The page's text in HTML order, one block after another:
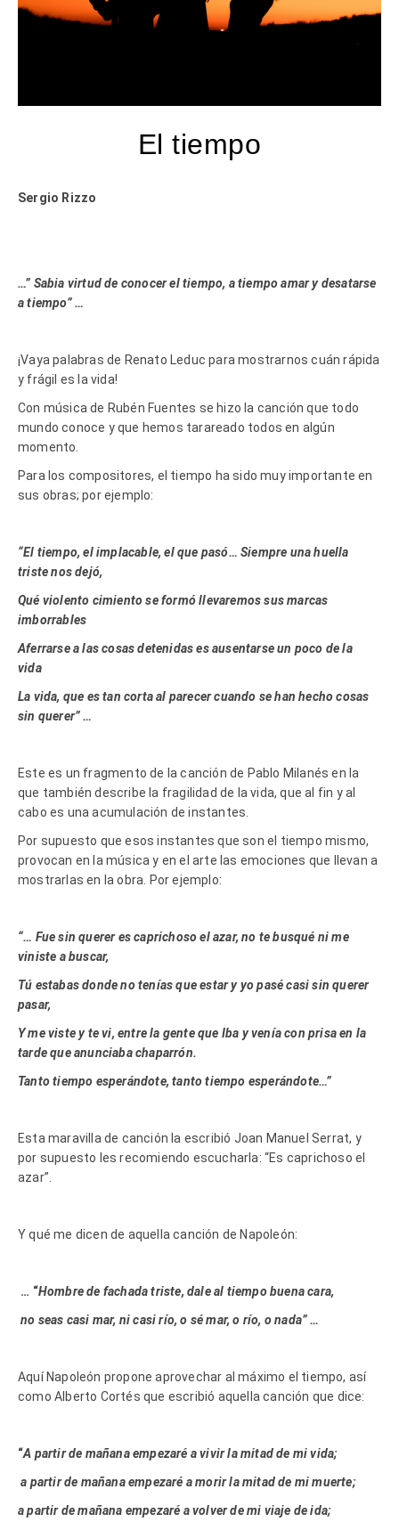
El tiempo
Sergio Rizzo
…” Sabia virtud de conocer el tiempo, a tiempo amar y desatarse
a tiempo” …
¡Vaya palabras de Renato Leduc para mostrarnos cuán rápida
y frágil es la vida!
Con música de Rubén Fuentes se hizo la canción que todo
mundo conoce y que hemos tarareado todos en algún
momento.
Para los compositores, el tiempo ha sido muy importante en
sus obras; por ejemplo:
“El tiempo, el implacable, el que pasó… Siempre una huella
triste nos dejó,
Qué violento cimiento se formó llevaremos sus marcas
imborrables
Aferrarse a las cosas detenidas es ausentarse un poco de la
vida
La vida, que es tan corta al parecer cuando se han hecho cosas
sin querer” …
Este es un fragmento de la canción de Pablo Milanés en la
que también describe la fragilidad de la vida, que al fin y al
cabo es una acumulación de instantes.
Por supuesto que esos instantes que son el tiempo mismo,
provocan en la música y en el arte las emociones que llevan a
mostrarlas en la obra. Por ejemplo:
“… Fue sin querer es caprichoso el azar, no te busqué ni me
viniste a buscar,
Tú estabas donde no tenías que estar y yo pasé casi sin querer
pasar,
Y me viste y te vi, entre la gente que Iba y venía con prisa en la
tarde que anunciaba chaparrón.
Tanto tiempo esperándote, tanto tiempo esperándote…”
Esta maravilla de canción la escribió Joan Manuel Serrat, y
por supuesto les recomiendo escucharla: “Es caprichoso el
azar”.
Y qué me dicen de aquella canción de Napoleón:
… “Hombre de fachada triste, dale al tiempo buena cara,
no seas casi mar, ni casi río, o sé mar, o río, o nada” …
Aquí Napoleón propone aprovechar al máximo el tiempo, así
como Alberto Cortés que escribió aquella canción que dice:
“A partir de mañana empezaré a vivir la mitad de mi vida;
a partir de mañana empezaré a morir la mitad de mi muerte;
a partir de mañana empezaré a volver de mi viaje de ida;